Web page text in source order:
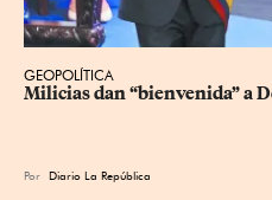
GEOPOLÍTICA
Milicias dan “bienvenida” a
Por Diario La República